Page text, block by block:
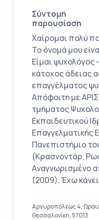
Σύντομη
παρουσίαση
Χαίρομαι πολύ
Το όνομά μου
Είμαι
κάτοχος άδειας
επαγγέλματος
Aπόφοιτη με
τμήματος
Εκπαιδευτικού
Επαγγελματικής
Πανεπιστήμιο
(Κρασνοντάρ,
Aναγνωρισμένο
(2009). Έχω
Αργυροπόλεως 4,
Θεσσαλονίκη, 57013